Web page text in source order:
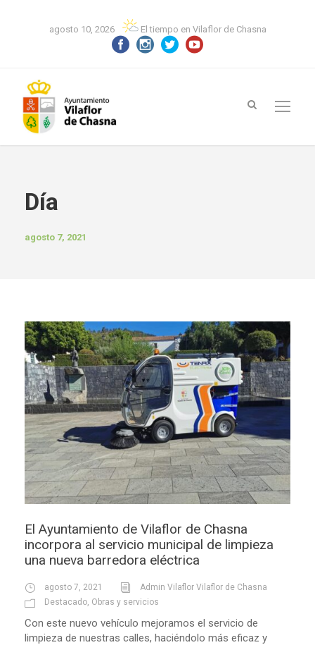
agosto 10, 2026 El tiempo en Vilaflor de Chasna
Día
agosto 7, 2021
El Ayuntamiento de Vilaflor de Chasna
incorpora al servicio municipal de limpieza
una nueva barredora eléctrica
agosto 7, 2021
Admin Vilaflor Vilaflor de Chasna
Destacado Obras y servicios
Con este nuevo vehículo mejoramos el servicio de
limpieza de nuestras calles, haciéndolo más eficaz y